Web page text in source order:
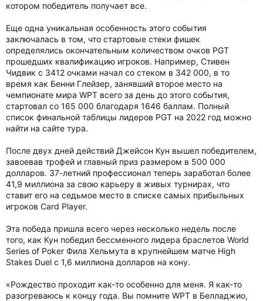
котором победитель получает все.
Еще одна уникальная особенность этого события
заключалась в том, что стартовые стеки фишек
определялись окончательным количеством очков PGT
прошедших квалификацию игроков. Например, Стивен
Чидвик с 3412 очками начал со стеком в 342 000, в то
время как Бенни Глейзер, занявший второе место на
чемпионате мира WPT всего за день до этого события,
стартовал со 165 000 благодаря 1646 баллам. Полный
список финальной таблицы лидеров PGT на 2022 год можно
найти на сайте тура.
После двух дней действий Джейсон Кун вышел победителем,
завоевав трофей и главный приз размером в 500 000
долларов. 37-летний профессионал теперь заработал более
41,9 миллиона за свою карьеру в живых турнирах, что
ставит его на седьмое место в списке самых прибыльных
игроков Card Player.
Эта победа пришла всего через несколько недель после
того, как Кун победил бессменного лидера браслетов World
Series of Poker Фила Хельмута в крупнейшем матче High
Stakes Duel с 1,6 миллиона долларов на кону.
«Рождество проходит как-то особенно для меня. Я как-то
разогреваюсь к концу года. Вы помните WPT в Белладжио,